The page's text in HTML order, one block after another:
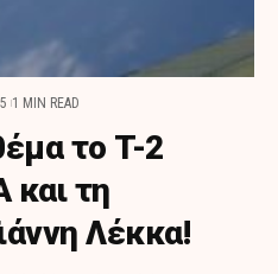
1 MIN READ
το T-2
και τη
Λέκκα!